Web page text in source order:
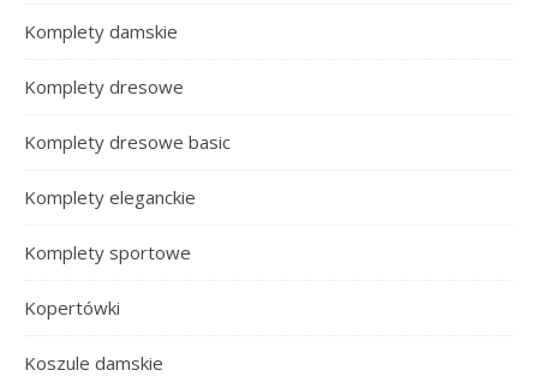
Komplety damskie
Komplety dresowe
Komplety dresowe basic
Komplety eleganckie
Komplety sportowe
Kopertówki
Koszule damskie